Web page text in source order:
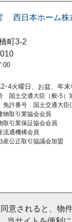
意されると、物
西日本ホーム株
町3-2
･4火曜日、お盆、年末
国土交通大臣（般-5）
免許番号 国土交通大臣
物取引業協会会員
取引業保証協会会員
流通機構会員
産公正取引協議会加盟
© HouseDoIzumo
Home Co.ltd All